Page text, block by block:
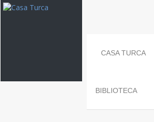
CASA TURCA
BIBLIOTECA